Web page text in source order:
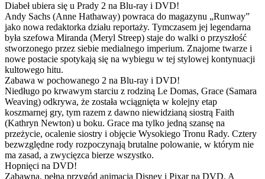
Diabeł ubiera się u Prady 2 na Blu-ray i DVD!
Andy Sachs (Anne Hathaway) powraca do magazynu „Runway”
jako nowa redaktorka działu reportaży. Tymczasem jej legendarna
była szefowa Miranda (Meryl Streep) staje do walki o przyszłość
stworzonego przez siebie medialnego imperium. Znajome twarze i
nowe postacie spotykają się na wybiegu w tej stylowej kontynuacji
kultowego hitu.
Zabawa w pochowanego 2 na Blu-ray i DVD!
Niedługo po krwawym starciu z rodziną Le Domas, Grace (Samara
Weaving) odkrywa, że została wciągnięta w kolejny etap
koszmarnej gry, tym razem z dawno niewidzianą siostrą Faith
(Kathryn Newton) u boku. Grace ma tylko jedną szansę na
przeżycie, ocalenie siostry i objęcie Wysokiego Tronu Rady. Cztery
bezwzględne rody rozpoczynają brutalne polowanie, w którym nie
ma zasad, a zwycięzca bierze wszystko.
Hopnięci na DVD!
Zabawna, pełna przygód animacja Disney i Pixar na DVD. A